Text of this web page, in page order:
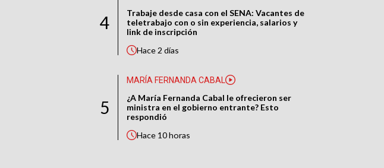
4
Trabaje desde casa con el SENA: Vacantes de
teletrabajo con o sin experiencia, salarios y
link de inscripción
Hace2 días
5
MARÍA FERNANDA CABAL
¿A María Fernanda Cabal le ofrecieron ser
ministra en el gobierno entrante? Esto
respondió
Hace 10 horas